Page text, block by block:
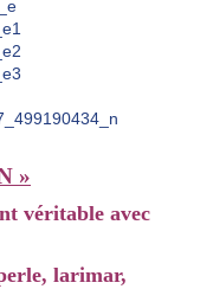
»
véritable avec
larimar,